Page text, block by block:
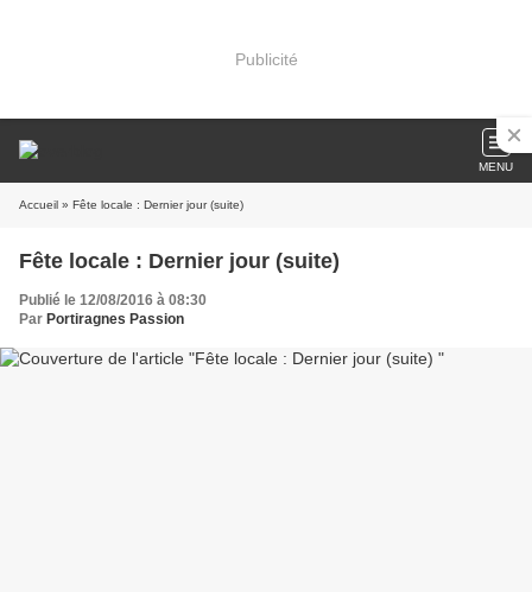
Publicité
MENU
Accueil » Fête locale : Dernier jour (suite)
Fête locale : Dernier jour (suite)
Publié le 12/08/2016 à 08:30
Par Portiragnes Passion